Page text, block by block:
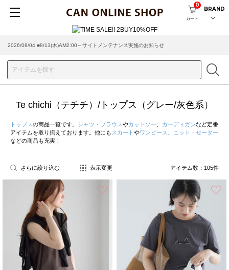
カート
0
BRAND
2026/07/29 ■【お知らせ】ヤマト運輸の配送遅延・停止について
Te chichi（テチチ）/トップス（グレー/灰色系）
トップスの商品一覧です。 シャツ・ブラウスやカットソー カーディガンなど定番
アイテムを取り揃えております。他にも スカート やワンピース
ニット・セーター
などの商品も充実！
さらに絞り込む 表示変更 アイテム数： 105件